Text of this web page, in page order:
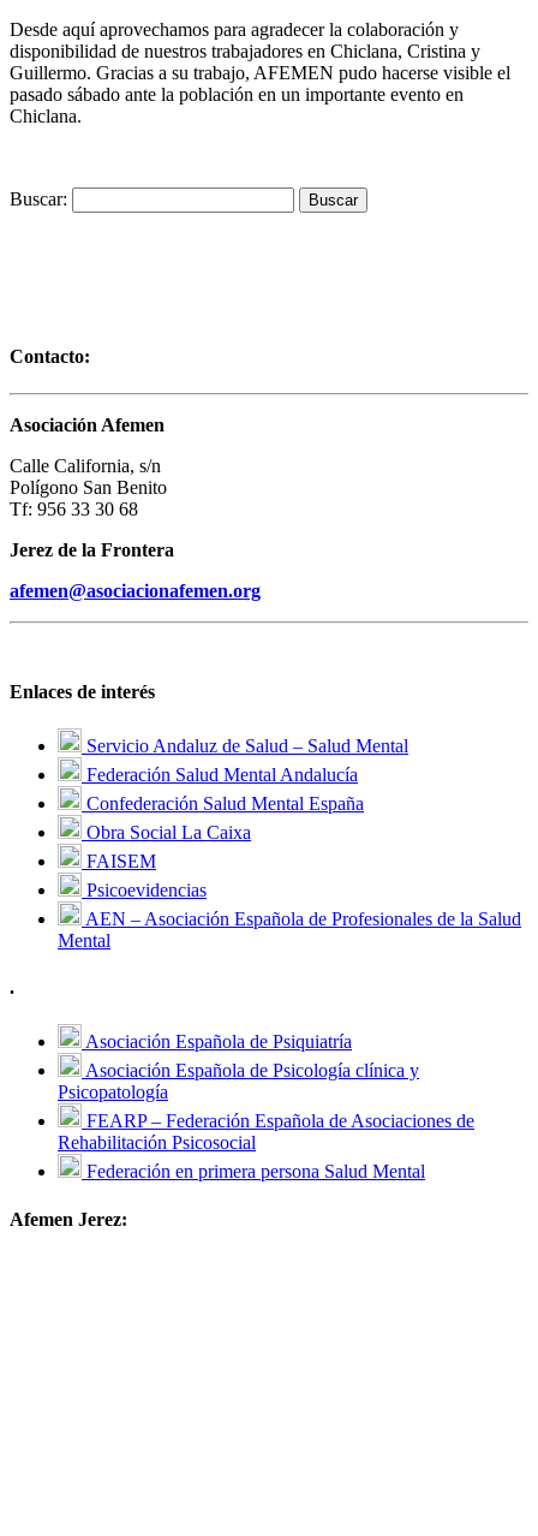
Desde aquí aprovechamos para agradecer la colaboración y
disponibilidad de nuestros trabajadores en Chiclana, Cristina y
Guillermo. Gracias a su trabajo, AFEMEN pudo hacerse visible el
pasado sábado ante la población en un importante evento en
Chiclana.
Buscar:
Contacto:
Asociación Afemen
Calle California, s/n
Polígono San Benito
Tf: 956 33 30 68
Jerez de la Frontera
afemen@asociacionafemen.org
Enlaces de interés
Servicio Andaluz de Salud – Salud Mental
Federación Salud Mental Andalucía
Confederación Salud Mental España
Obra Social La Caixa
FAISEM
Psicoevidencias
AEN – Asociación Española de Profesionales de la Salud
Mental
.
Asociación Española de Psiquiatría
Asociación Española de Psicología clínica y
Psicopatología
FEARP – Federación Española de Asociaciones de
Rehabilitación Psicosocial
Federación en primera persona Salud Mental
Afemen Jerez: